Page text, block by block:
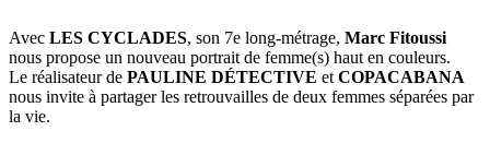
Avec LES CYCLADES, son 7e long-métrage, Marc Fitoussi
nous propose un nouveau portrait de femme(s) haut en couleurs.
Le réalisateur de PAULINE DÉTECTIVE et COPACABANA
nous invite à partager les retrouvailles de deux femmes séparées par
la vie.